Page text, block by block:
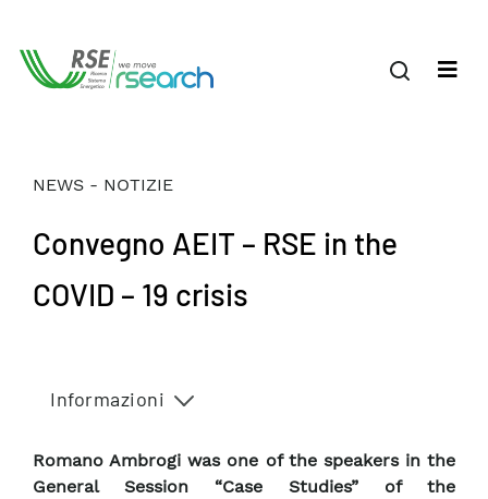
NEWS - NOTIZIE
Convegno AEIT – RSE in the
COVID – 19 crisis
Informazioni
Romano Ambrogi was one of the speakers in the
General Session “Case Studies” of the